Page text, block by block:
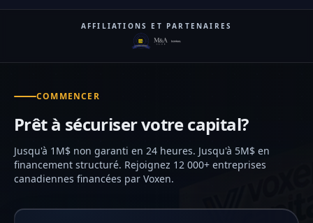
AFFILIATIONS ET PARTENAIRES
COMMENCER
Prêt à sécuriser votre capital?
Jusqu'à 1M$ non garanti en 24 heures. Jusqu'à 5M$ en
financement structuré. Rejoignez 12 000+ entreprises
canadiennes financées par Voxen.